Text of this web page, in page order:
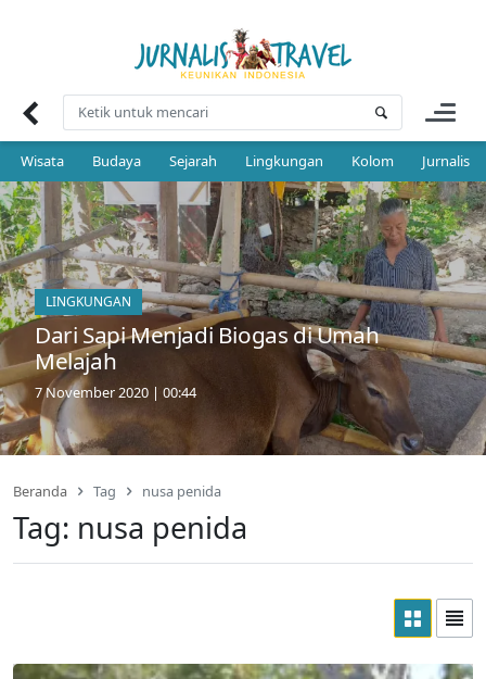
Wisata Budaya Sejarah Lingkungan Kolom Jurnalis
LINGKUNGAN
Dari Sapi Menjadi Biogas di Umah
Melajah
7 November 2020 | 00:44
Beranda Tag nusa penida
Tag: nusa penida